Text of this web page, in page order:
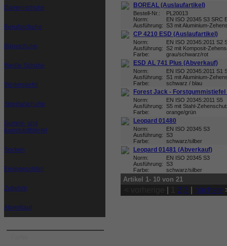
Damenschuhe
Berufsschuhe
Büroschuhe
Weiße Schuhe
Winterstiefel
Spezialschuhe
Gummi- und
Kunststoffstiefel
Socken
Einlegesohlen
Zubehör
Abverkauf
BOREAL (Auslaufartikel)
Bestell-Nr.:
PL20013
Norm:
EN ISO 20345 S3 SRC
Ausführung: S3 mit Aluminium-
CP 4210 ESD (Auslaufartikel)
Norm:
EN ISO 20345:2011 S2
Ausführung: S2 mit Komposit-
Farbe:
grau/schwarz/rot
ESD AL 741 Plus (Abverkauf)
Norm:
EN ISO 20345:2011 S1
Ausführung: S1 mit Aluminium-
Farbe:
schwarz / blau
Forest Jack -
Norm:
EN ISO 20345:2011 S5
Ausführung: S5 mit Stahl-
Farbe:
orange/grün
Leopard 01480
Norm:
EN ISO 20345 S3
Ausführung: S3
Farbe:
schwarz/silber
Leopard 01481 (Abverkauf)
Norm:
EN ISO 20345 S3
Ausführung: S3
Farbe:
schwarz/silber
Artikel 1- 10 von 21
2 3 nächste